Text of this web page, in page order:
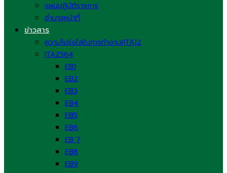
แผนปฏิบัติราชการ
อำนาจหน้าที่
ข่าวสาร
ความโปร่งใสในการทำงาน(ITA)2
ITA2564
EB1
EB2
EB3
EB4
EB5
EB6
EB 7
EB8
EB9